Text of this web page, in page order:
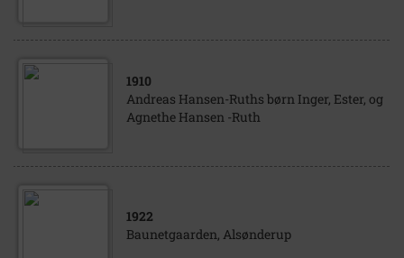
1910
Andreas Hansen-Ruths børn Inger, Ester, og
Agnethe Hansen -Ruth
1922
Baunetgaarden, Alsønderup